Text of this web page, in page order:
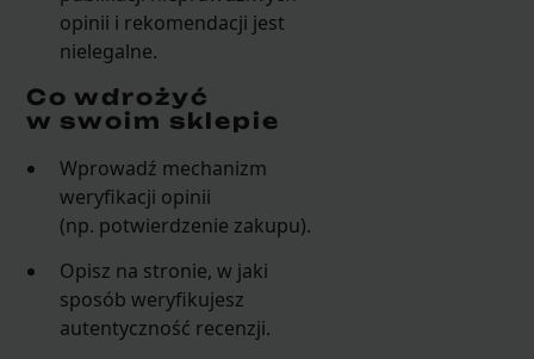
opinii i rekomendacji jest
nielegalne.
Co wdrożyć
w swoim sklepie
Wprowadź mechanizm
weryfikacji opinii
(np. potwierdzenie zakupu).
Opisz na stronie, w jaki
sposób weryfikujesz
autentyczność recenzji.